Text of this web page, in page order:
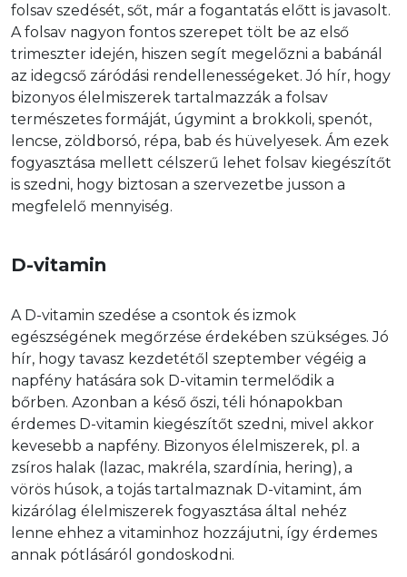
folsav szedését, sőt, már a fogantatás előtt is javasolt.
A folsav nagyon fontos szerepet tölt be az első
trimeszter idején, hiszen segít megelőzni a babánál
az idegcső záródási rendellenességeket. Jó hír, hogy
bizonyos élelmiszerek tartalmazzák a folsav
természetes formáját, úgymint a brokkoli, spenót,
lencse, zöldborsó, répa, bab és hüvelyesek. Ám ezek
fogyasztása mellett célszerű lehet folsav kiegészítőt
is szedni, hogy biztosan a szervezetbe jusson a
megfelelő mennyiség.
D-vitamin
A D-vitamin szedése a csontok és izmok
egészségének megőrzése érdekében szükséges. Jó
hír, hogy tavasz kezdetétől szeptember végéig a
napfény hatására sok D-vitamin termelődik a
bőrben. Azonban a késő őszi, téli hónapokban
érdemes D-vitamin kiegészítőt szedni, mivel akkor
kevesebb a napfény. Bizonyos élelmiszerek, pl. a
zsíros halak (lazac, makréla, szardínia, hering), a
vörös húsok, a tojás tartalmaznak D-vitamint, ám
kizárólag élelmiszerek fogyasztása által nehéz
lenne ehhez a vitaminhoz hozzájutni, így érdemes
annak pótlásáról gondoskodni.